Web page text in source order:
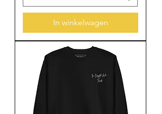
In winkelwagen